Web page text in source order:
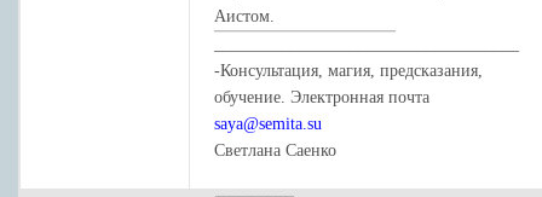
Аистом.
-Консультация, магия, предсказания,
обучение. Электронная почта
saya@semita.su
Светлана Саенко